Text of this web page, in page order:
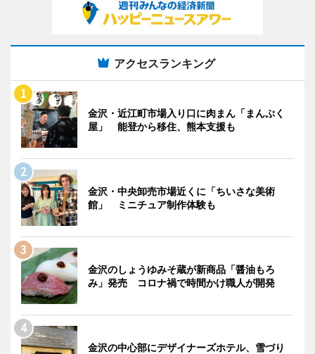
アクセスランキング
金沢・近江町市場入り口に肉まん「まんぷく
屋」 能登から移住、熊本支援も
金沢・中央卸売市場近くに「ちいさな美術
館」 ミニチュア制作体験も
金沢のしょうゆみそ蔵が新商品「醤油もろ
み」発売 コロナ禍で時間かけ職人が開発
金沢の中心部にデザイナーズホテル、雪づり